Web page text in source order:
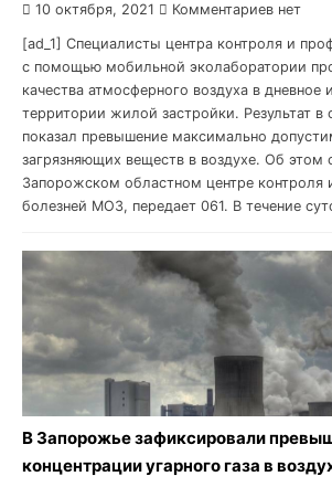
10 октября, 2021 Комментариев нет
[ad_1] Специалисты центра контроля и
с помощью мобильной эколаборатории
качества атмосферного воздуха в дневное
территории жилой застройки. Результат в
показал превышение максимально
загрязняющих веществ в воздухе. Об этом
Запорожском областном центре контроля
болезней МОЗ, передает 061. В течение
В Запорожье зафиксировали
концентрации угарного газа в